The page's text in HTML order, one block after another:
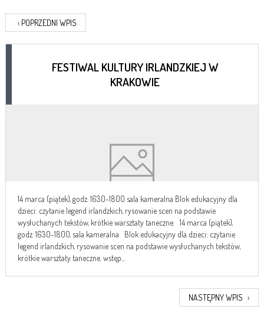
‹ POPRZEDNI WPIS
FESTIWAL KULTURY IRLANDZKIEJ W
KRAKOWIE
14 marca (piątek), godz. 1630-1800 sala kameralna Blok edukacyjny dla
dzieci: czytanie legend irlandzkich, rysowanie scen na podstawie
wysłuchanych tekstów, krótkie warsztaty taneczne. 14 marca (piątek),
godz. 1630-1800, sala kameralna Blok edukacyjny dla dzieci: czytanie
legend irlandzkich, rysowanie scen na podstawie wysłuchanych tekstów,
krótkie warsztaty taneczne. wstęp...
NASTĘPNY WPIS ›